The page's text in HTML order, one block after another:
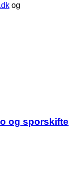
og
og sporskifte